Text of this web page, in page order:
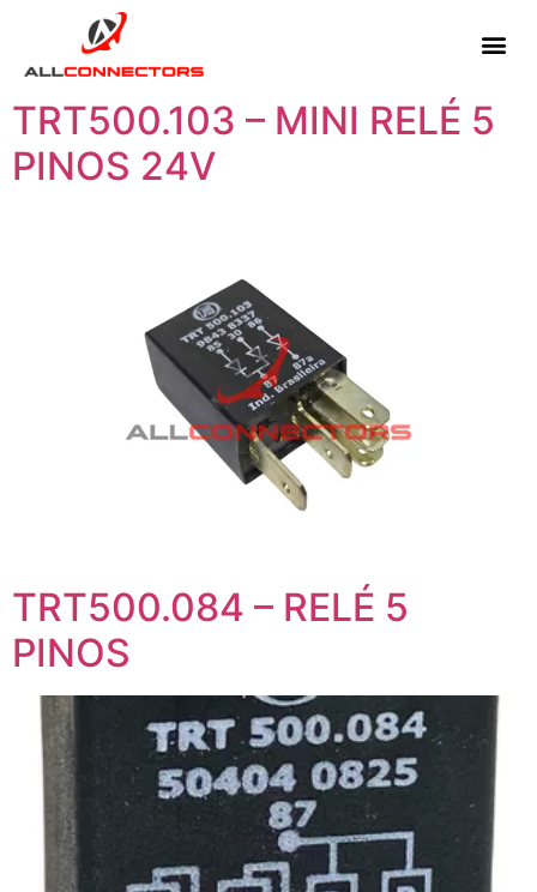
TRT500.103 – MINI RELÉ 5
PINOS 24V
TRT500.084 – RELÉ 5
PINOS